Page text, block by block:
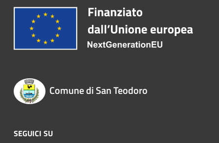
Comune di San Teodoro
SEGUICI SU